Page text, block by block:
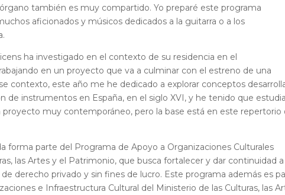
también es muy compartido. Yo preparé este programa
aficionados y músicos dedicados a la guitarra o a los
ha investigado en el contexto de su residencia en el
en un proyecto que va a culminar con el estreno de una
contexto, este año me he dedicado a explorar conceptos
de instrumentos en España, en el siglo XVI, y he tenido que
muy contemporáneo, pero la base está en este repertorio
forma parte del Programa de Apoyo a Organizaciones Culturales
las Artes y el Patrimonio, que busca fortalecer y dar continuidad a
derecho privado y sin fines de lucro. Este programa además es
e Infraestructura Cultural del Ministerio de las Culturas, las